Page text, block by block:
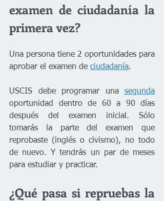
examen de ciudadanía la
primera vez?
Una persona tiene 2 oportunidades para
aprobar el examen de ciudadanía.
USCIS debe programar una segunda
oportunidad dentro de 60 a 90 días
después del examen inicial. Sólo
tomarás la parte del examen que
reprobaste (inglés o civismo), no todo
de nuevo. Y tendrás un par de meses
para estudiar y practicar.
¿Qué pasa si repruebas la